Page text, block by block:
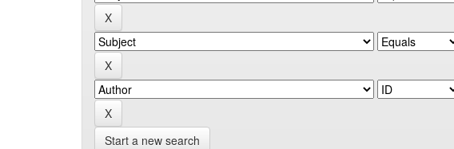
Start a new search